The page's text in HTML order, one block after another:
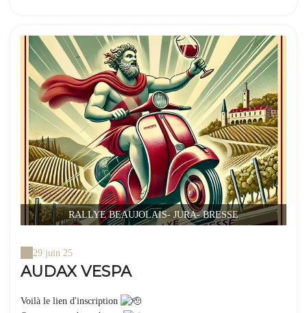
RALLYE BEAUJOLAIS- JURA- BRESSE
29 juin 25
AUDAX VESPA
Voilà le lien d'inscription